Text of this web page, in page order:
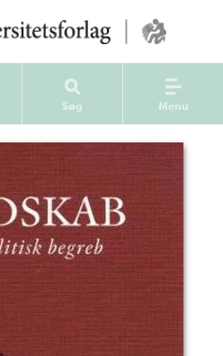
Søg Menu